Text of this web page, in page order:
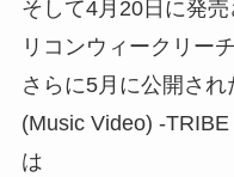
そして4月20日に発
リコンウィークリー
さらに5月に公開さ
(Music Video) -TRIBE
は